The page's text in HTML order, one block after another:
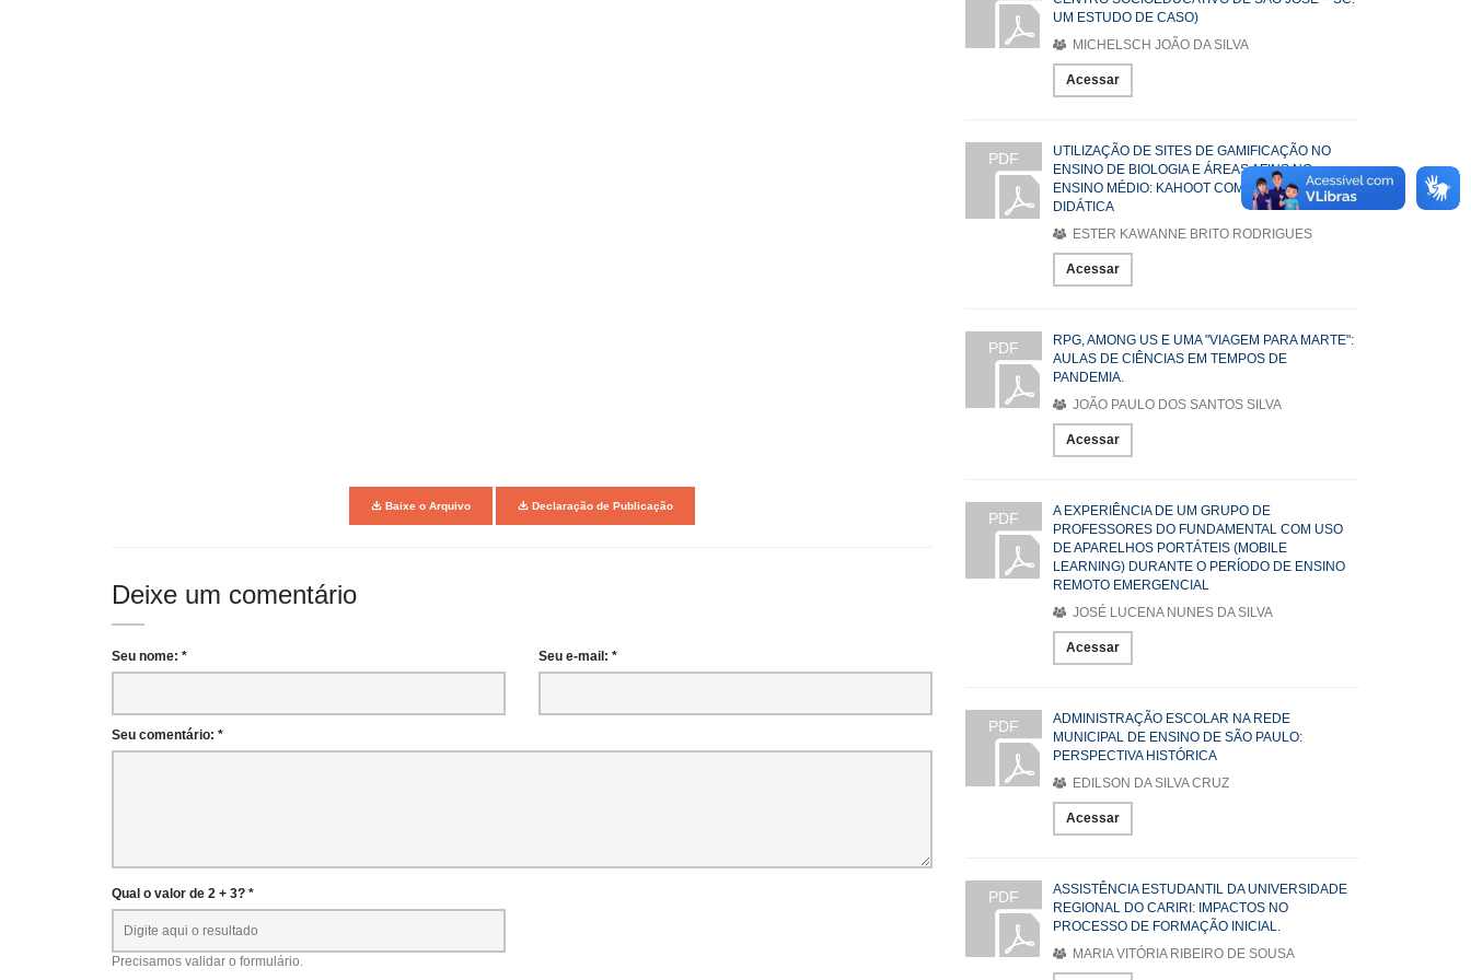
Baixe o Arquivo Declaração de Publicação
Deixe um comentário
Seu nome: * Seu e-mail: *
Seu comentário: *
Qual o valor de 2 + 3? *
Precisamos validar o formulário.
UM ESTUDO DE CASO)
MICHELSCH JOÃO DA SILVA
Acessar
PDF
UTILIZAÇÃO DE SITES DE GAMIFICAÇÃO NO
ENSINO DE BIOLOGIA E ÁREAS AFINS NO
ENSINO MÉDIO: KAHOOT COMO FERRAMENTA
DIDÁTICA
ESTER KAWANNE BRITO RODRIGUES
Acessar
PDF
RPG, AMONG US E UMA "VIAGEM PARA MARTE":
AULAS DE CIÊNCIAS EM TEMPOS DE
PANDEMIA.
JOÃO PAULO DOS SANTOS SILVA
Acessar
PDF
A EXPERIÊNCIA DE UM GRUPO DE
PROFESSORES DO FUNDAMENTAL COM USO
DE APARELHOS PORTÁTEIS (MOBILE
LEARNING) DURANTE O PERÍODO DE ENSINO
REMOTO EMERGENCIAL
JOSÉ LUCENA NUNES DA SILVA
Acessar
PDF
ADMINISTRAÇÃO ESCOLAR NA REDE
MUNICIPAL DE ENSINO DE SÃO PAULO:
PERSPECTIVA HISTÓRICA
EDILSON DA SILVA CRUZ
Acessar
PDF
ASSISTÊNCIA ESTUDANTIL DA UNIVERSIDADE
REGIONAL DO CARIRI: IMPACTOS NO
PROCESSO DE FORMAÇÃO INICIAL.
MARIA VITÓRIA RIBEIRO DE SOUSA